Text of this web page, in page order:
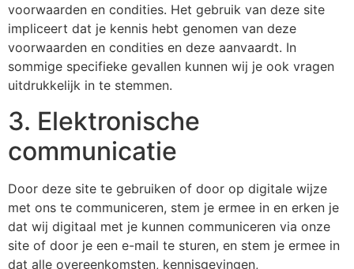
voorwaarden en condities. Het gebruik van deze site
impliceert dat je kennis hebt genomen van deze
voorwaarden en condities en deze aanvaardt. In
sommige specifieke gevallen kunnen wij je ook vragen
uitdrukkelijk in te stemmen.
3. Elektronische
communicatie
Door deze site te gebruiken of door op digitale wijze
met ons te communiceren, stem je ermee in en erken je
dat wij digitaal met je kunnen communiceren via onze
site of door je een e-mail te sturen, en stem je ermee in
dat alle overeenkomsten, kennisgevingen,